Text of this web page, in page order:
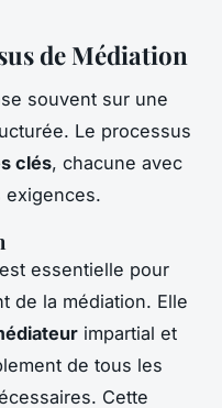
de Médiation
souvent sur une
Le processus
clés, chacune avec
exigences.
essentielle pour
de la médiation. Elle
impartial et
de tous les
Cette